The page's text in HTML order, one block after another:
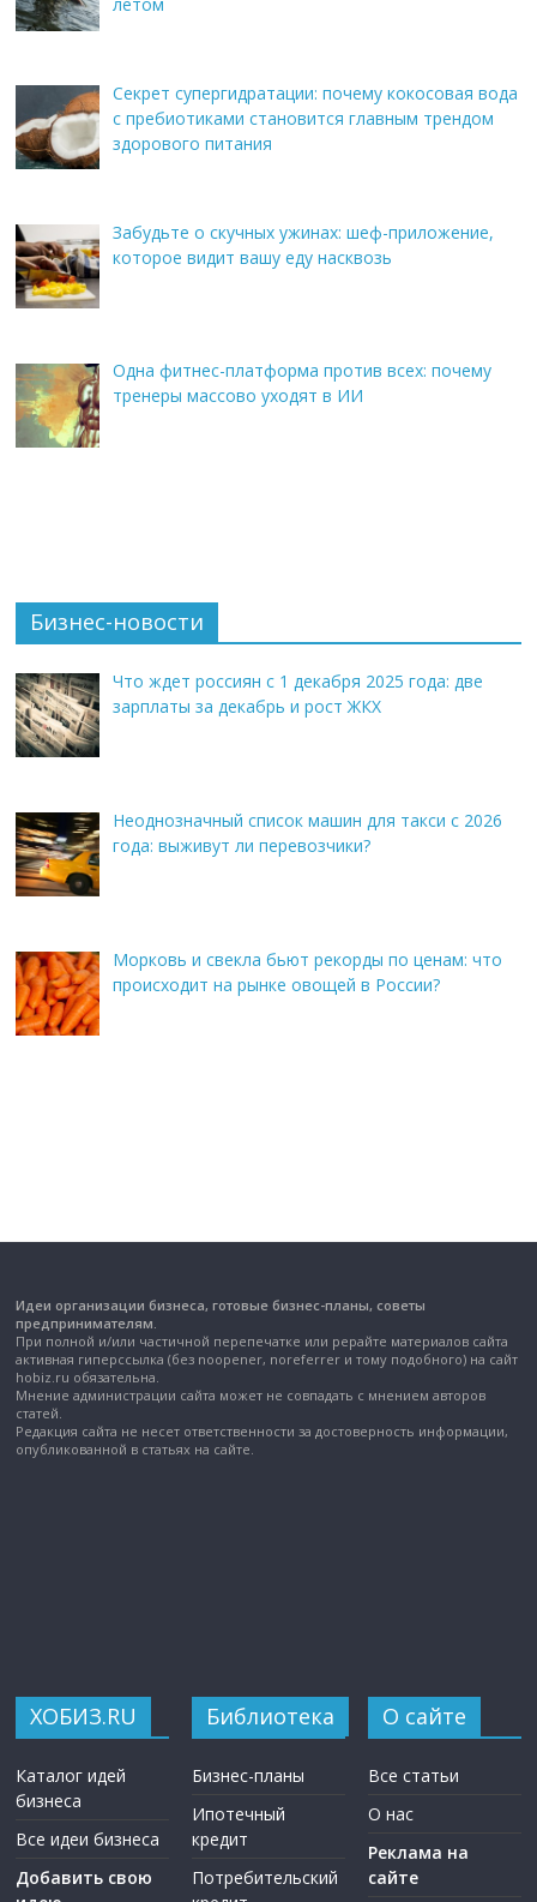
летом
Секрет супергидратации: почему кокосовая вода
с пребиотиками становится главным трендом
здорового питания
Забудьте о скучных ужинах: шеф-приложение,
которое видит вашу еду насквозь
Одна фитнес-платформа против всех: почему
тренеры массово уходят в ИИ
Бизнес-новости
Что ждет россиян с 1 декабря 2025 года: две
зарплаты за декабрь и рост ЖКХ
Неоднозначный список машин для такси с 2026
года: выживут ли перевозчики?
Морковь и свекла бьют рекорды по ценам: что
происходит на рынке овощей в России?
Идеи организации бизнеса, готовые бизнес-планы, советы
предпринимателям.
При полной и/или частичной перепечатке или рерайте материалов сайта
активная гиперссылка (без noopener, noreferrer и тому подобного) на сайт
hobiz.ru обязательна.
Мнение администрации сайта может не совпадать с мнением авторов
статей.
Редакция сайта не несет ответственности за достоверность информации,
опубликованной в статьях на сайте.
ХОБИЗ.RU
Каталог идей
бизнеса
Все идеи бизнеса
Добавить свою
Библиотека
Бизнес-планы
Ипотечный
кредит
Потребительский
О сайте
Все статьи
О нас
Реклама на
сайте